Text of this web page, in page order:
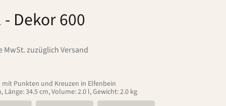
- Dekor 600
MwSt. zuzüglich Versand
mit Punkten und Kreuzen in Elfenbein
Länge: 34.5 cm, Volume: 2.0 l, Gewicht: 2.0 kg